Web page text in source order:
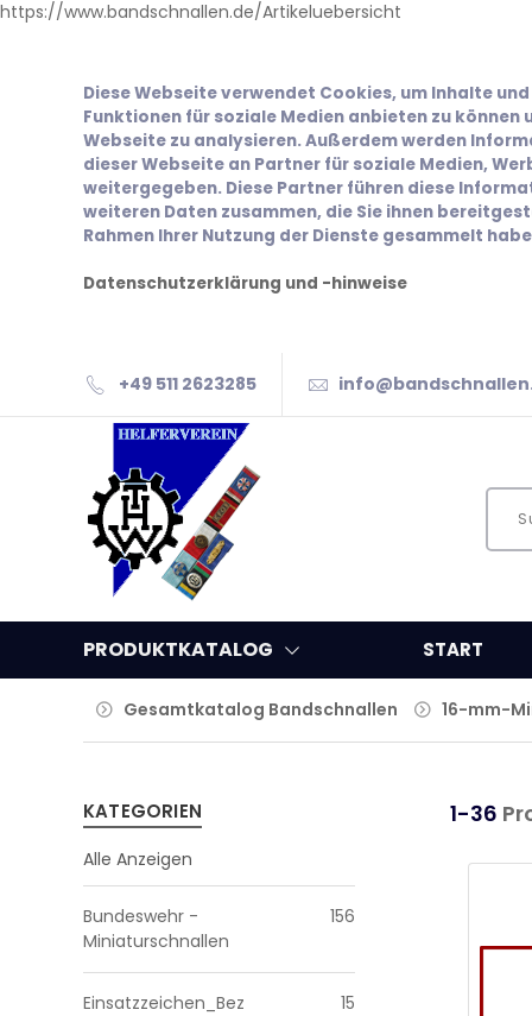
https://www.bandschnallen.de/Artikeluebersicht
Diese Webseite verwendet Cookies, um Inhalte
Funktionen für soziale Medien anbieten zu können
Webseite zu analysieren. Außerdem werden
dieser Webseite an Partner für soziale Medien,
weitergegeben. Diese Partner führen diese
weiteren Daten zusammen, die Sie ihnen
Rahmen Ihrer Nutzung der Dienste gesammelt
Datenschutzerklärung und -hinweise
+49 511 2623285
PRODUKTKATALOG START
Gesamtkatalog Bandschnallen 16-mm-
KATEGORIEN
Alle Anzeigen
Bundeswehr -
Miniaturschnallen
156
Einsatzzeichen_Bez 15
1-36